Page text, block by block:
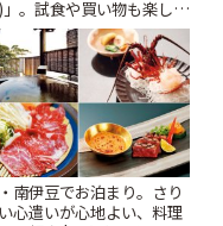
。試食や買い物も楽しみ
とりっぷ
南伊豆でお泊まり。さり
心遣いが心地よい、料理